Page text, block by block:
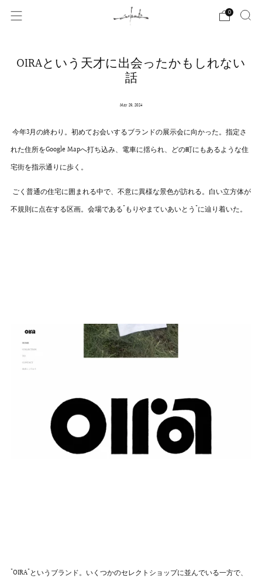
0
OIRAという天才に出会ったかもしれない
話
May 29, 2024
今年3月の終わり。初めてお会いするブランドの展示会に向かった。指定さ
れた住所をGoogle Mapへ打ち込み、電車に揺られ、どの町にもあるような住
宅街を指示通りに歩く。
ごく普通の住宅に囲まれる中で、不意に異様な景色が訪れる。白い立方体が
不規則に点在する区画。会場である"もりやまていあいとう"に辿り着いた。
"OIRA"というブランド。いくつかのセレクトショップに並んでいる一方で、